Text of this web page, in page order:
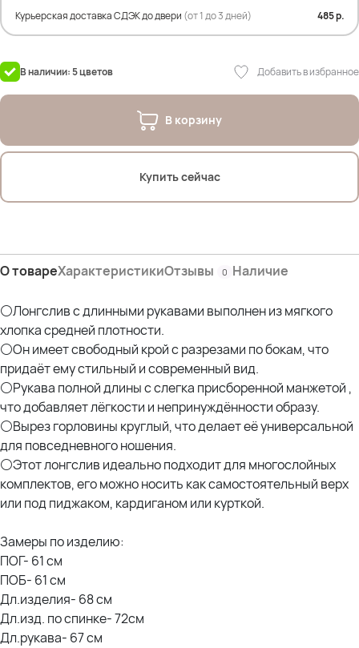
Дл.изд. по спинке- 72см
Дл.рукава- 67 см
Состав: 95% хлопок; 5% спандекс
На фото модель Дарья- 54р
Параметры: рост 175см; ОГ 107см; ОТ 90см; ОЖ 112см; ОБ 120см
Курьерская доставка СДЭК до двери (от 1 до 3 дней) 485 р.
В наличии: 5 цветов Добавить в избранное
В корзину
Купить сейчас
О товареХарактеристикиОтзывы 0 Наличие
⚪Лонгслив с длинными рукавами выполнен из мягкого
хлопка средней плотности.
⚪Он имеет свободный крой с разрезами по бокам, что
придаёт ему стильный и современный вид.
⚪Рукава полной длины с слегка присборенной манжетой ,
что добавляет лёгкости и непринуждённости образу.
⚪Вырез горловины круглый, что делает её универсальной
для повседневного ношения.
⚪Этот лонгслив идеально подходит для многослойных
комплектов, его можно носить как самостоятельный верх
или под пиджаком, кардиганом или курткой.
Замеры по изделию:
ПОГ- 61 см
ПОБ- 61 см
Дл.изделия- 68 см
Дл.изд. по спинке- 72см
Дл.рукава- 67 см